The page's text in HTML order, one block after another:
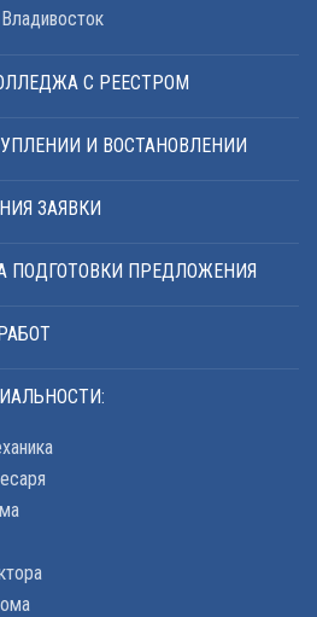
С РЕЕСТРОМ
И ВОСТАНОВЛЕНИИ
ЗАЯВКИ
ПОДГОТОВКИ ПРЕДЛОЖЕНИЯ